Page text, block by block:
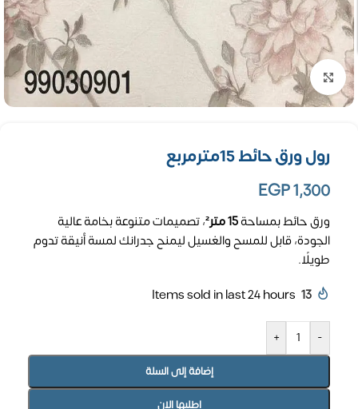
تكبير الصورة
رول ورق حائط 15مترمربع
EGP1,300
ورق حائط بمساحة15 متر²
، تصميمات متنوعة بخامة عالية
الجودة، قابل للمسح والغسيل ليمنح جدرانك لمسة أنيقة تدوم
طويلًا.
13
Items sold in last 24 hours
-
+
إضافة إلى السلة
اطلبها الان